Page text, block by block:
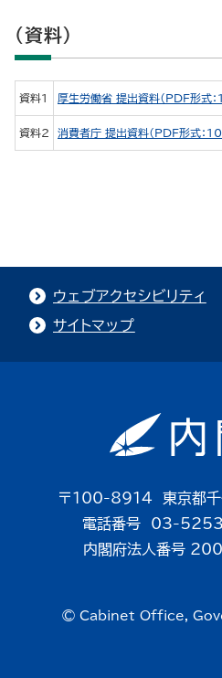
（資料）
資料1 厚生労働省 提出資料（PDF形式
資料2 消費者庁 提出資料（PDF形式：
ウェブアクセシビリティ
サイトマップ
〒100-8914 東京都千
電話番号 03-5253-
内閣府法人番号
© Cabinet Office,